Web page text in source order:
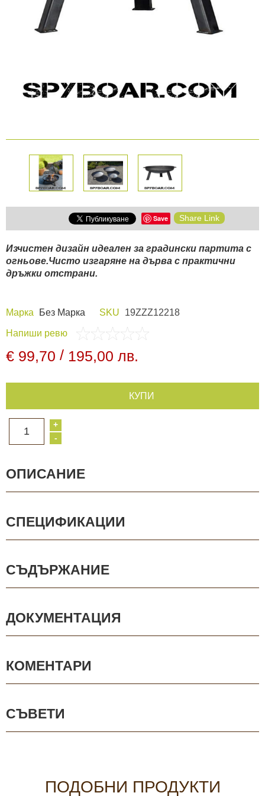
СПОРТНИ
ВИДЕОРЕГИСТРАТОРИ
ЗА
АРХИВНИ
РАЗГЛЕДАЙ ПРОДУКТИ
Безопастност и
камери
Соларни панели и
зарядни
Нощно виждане
Спортни и смарт
часовници
За подаръци
Архивни продукти
Изчистен дизайн идеален за градински партита с
огньове.Чисто изгаряне на дърва с практични
дръжки отстрани.
Save Share Link
Марка Без Марка SKU 19ZZZ12218
Напиши ревю
€ 99,70 / 195,00 лв.
КУПИ
1
-
+
ОПИСАНИЕ
СПЕЦИФИКАЦИИ
СЪДЪРЖАНИЕ
ДОКУМЕНТАЦИЯ
КОМЕНТАРИ
СЪВЕТИ
ПОДОБНИ ПРОДУКТИ